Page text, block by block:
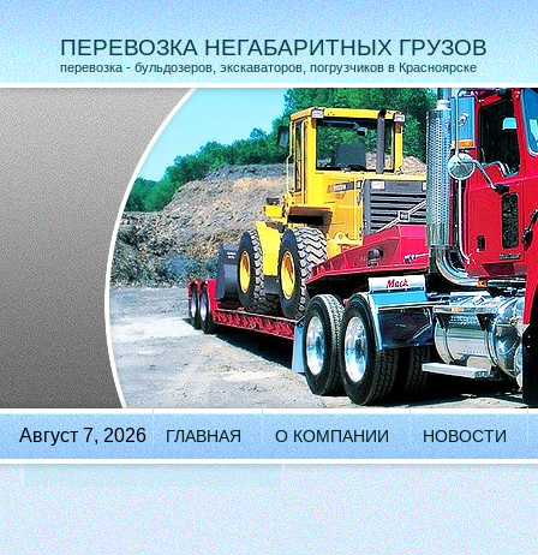
ПЕРЕВОЗКА НЕГАБАРИТНЫХ ГРУЗОВ
перевозка - бульдозеров, экскаваторов, погрузчиков в Красноярске
Август 7, 2026 ГЛАВНАЯ О КОМПАНИИ НОВОСТИ